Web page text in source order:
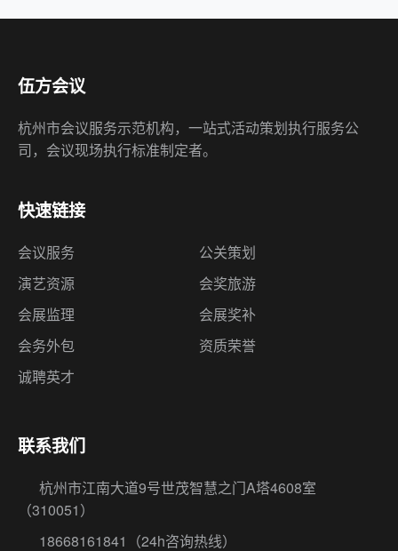
伍方会议
杭州市会议服务示范机构，一站式活动策划执行服务公
司，会议现场执行标准制定者。
快速链接
会议服务
公关策划
演艺资源
会奖旅游
会展监理
会展奖补
会务外包
资质荣誉
诚聘英才
联系我们
杭州市江南大道9号世茂智慧之门A塔4608室
（310051）
18668161841
（24h咨询热线）